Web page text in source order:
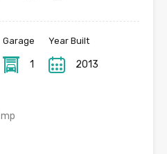
Garage
1
Year Built
2013
mp